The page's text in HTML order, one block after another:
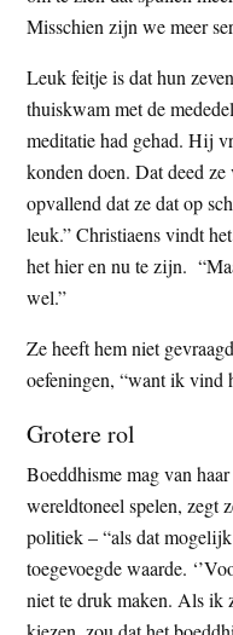
Misschien zijn we meer
Leuk feitje is dat hun
thuiskwam met de
meditatie had gehad. Hij
konden doen. Dat deed
opvallend dat ze dat op
leuk.” Christiaens vindt
het hier en nu te zijn.
wel.”
Ze heeft hem niet
oefeningen, “want ik vind
Grotere rol
Boeddhisme mag van
wereldtoneel spelen, zegt
politiek – “als dat
toegevoegde waarde.
niet te druk maken. Als ik